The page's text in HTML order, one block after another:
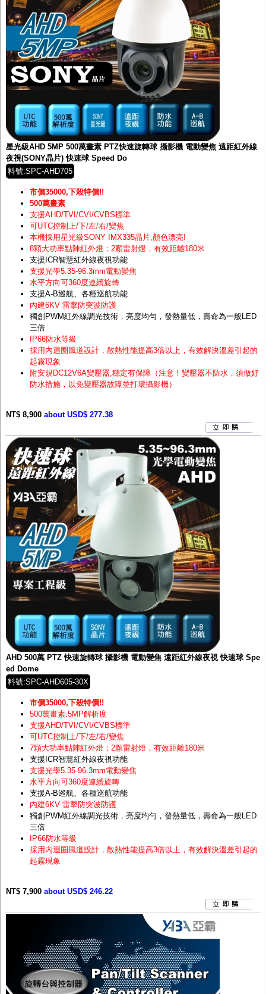
星光級AHD 5MP 500萬畫素 PTZ快速旋轉球 攝影機 電動變焦 遠距紅外線
夜視(SONY晶片) 快速球 Speed Do
料號:SPC-AHD705
市價35000,下殺特價!!
500萬畫素
支援AHD/TVI/CVI/CVBS標準
可UTC控制上/下/左/右/變焦
本機採用星光級SONY IMX335晶片,顏色漂亮!
8顆大功率點陣紅外燈；2顆雷射燈，有效距離180米
支援ICR智慧紅外線夜視功能
支援光學5.35-96.3mm電動變焦
水平方向可360度連續旋轉
支援A-B巡航、各種巡航功能
內建6KV 雷擊防突波防護
獨創PWM紅外線調光技術，亮度均勻，發熱量低，壽命為一般LED
三倍
IP66防水等級
採用內迴圈風道設計，散熱性能提高3倍以上，有效解決溫差引起的
起霧現象
附安規DC12V6A變壓器,穩定有保障（注意！變壓器不防水，須做好
防水措施，以免變壓器故障並打壞攝影機）
NT$ 8,900 about USD$ 277.38
AHD 500萬 PTZ 快速旋轉球 攝影機 電動變焦 遠距紅外線夜視 快速球 Spe
ed Dome
料號:SPC-AHD605-30X
市價35000,下殺特價!!
500萬畫素.5MP解析度
支援AHD/TVI/CVI/CVBS標準
可UTC控制上/下/左/右/變焦
7顆大功率點陣紅外燈；2顆雷射燈，有效距離180米
支援ICR智慧紅外線夜視功能
支援光學5.35-96.3mm電動變焦
水平方向可360度連續旋轉
支援A-B巡航、各種巡航功能
內建6KV 雷擊防突波防護
獨創PWM紅外線調光技術，亮度均勻，發熱量低，壽命為一般LED
三倍
IP66防水等級
採用內迴圈風道設計，散熱性能提高3倍以上，有效解決溫差引起的
起霧現象
NT$ 7,900 about USD$ 246.22